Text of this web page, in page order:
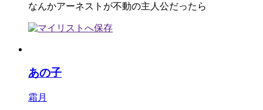
なんかアーネストが不動の主人公だったら
あの子
霜月